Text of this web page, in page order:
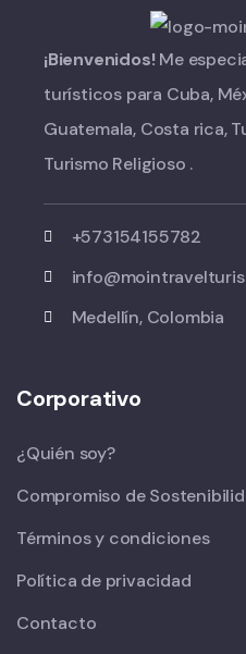
¡Bienvenidos! Me
turísticos para Cuba,
Guatemala, Costa rica,
Turismo Religioso .
+573154155782
Medellín, Colombia
Corporativo
¿Quién soy?
Compromiso de
Términos y condiciones
Política de privacidad
Contacto